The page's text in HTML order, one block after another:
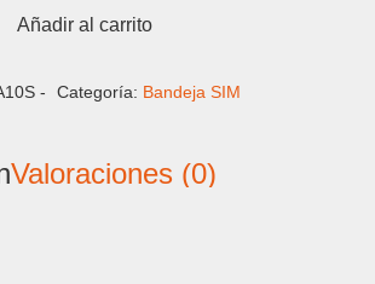
Añadir al carrito
- Categoría: Bandeja SIM
Valoraciones (0)